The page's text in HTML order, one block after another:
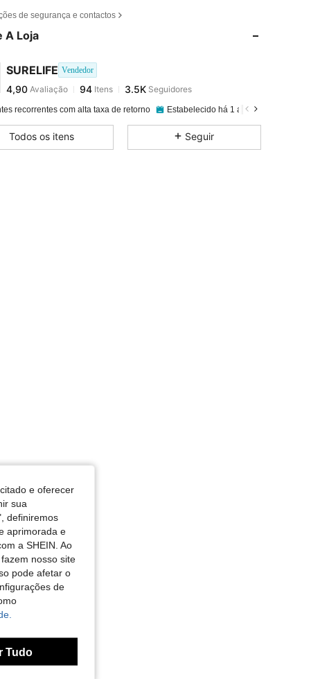
de segurança e contactos
A Loja
SURELIFE Vendedor
4,90
4,90 Avaliação 94Itens
a***opago1 dia atrás
recorrentes com alta taxa de retorno Estabelecido há 1 ano
Todos os itens Seguir
e oferecer
sua
definiremos
aprimorada e
a SHEIN. Ao
nosso site
pode afetar o
de
Tudo